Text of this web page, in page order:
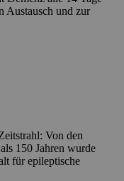
Austausch und zur
Von den
150 Jahren wurde
für epileptische